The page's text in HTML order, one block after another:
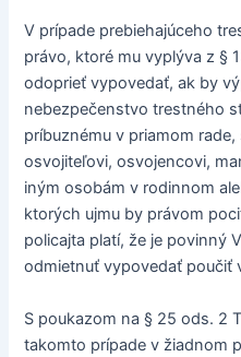
V prípade prebiehajúceho
právo, ktoré mu vyplýva z §
odoprieť vypovedať, ak by
nebezpečenstvo trestného
príbuznému v priamom
osvojiteľovi, osvojencovi,
iným osobám v rodinnom
ktorých ujmu by právom
policajta platí, že je povinný
odmietnuť vypovedať poučiť
S poukazom na § 25 ods. 2
takomto prípade v žiadnom